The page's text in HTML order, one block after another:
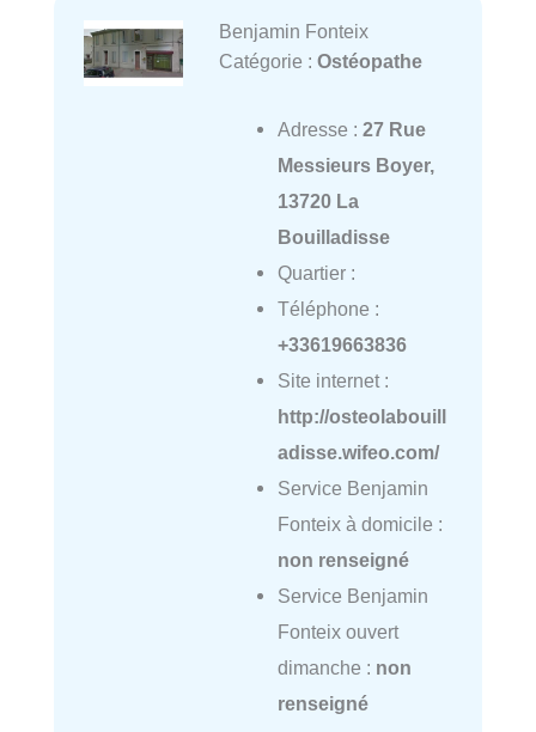
Benjamin Fonteix
Catégorie : Ostéopathe
Adresse : 27 Rue
Messieurs Boyer,
13720 La
Bouilladisse
Quartier :
Téléphone :
+33619663836
Site internet :
http://osteolabouill
adisse.wifeo.com/
Service Benjamin
Fonteix à domicile :
non renseigné
Service Benjamin
Fonteix ouvert
dimanche : non
renseigné